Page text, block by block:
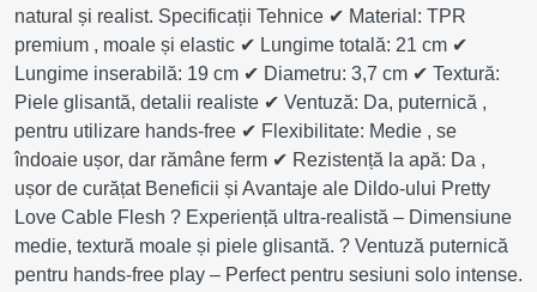
natural și realist. Specificații Tehnice ✔ Material: TPR
premium , moale și elastic ✔ Lungime totală: 21 cm ✔
Lungime inserabilă: 19 cm ✔ Diametru: 3,7 cm ✔ Textură:
Piele glisantă, detalii realiste ✔ Ventuză: Da, puternică ,
pentru utilizare hands-free ✔ Flexibilitate: Medie , se
îndoaie ușor, dar rămâne ferm ✔ Rezistență la apă: Da ,
ușor de curățat Beneficii și Avantaje ale Dildo-ului Pretty
Love Cable Flesh ? Experiență ultra-realistă – Dimensiune
medie, textură moale și piele glisantă. ? Ventuză puternică
pentru hands-free play – Perfect pentru sesiuni solo intense.